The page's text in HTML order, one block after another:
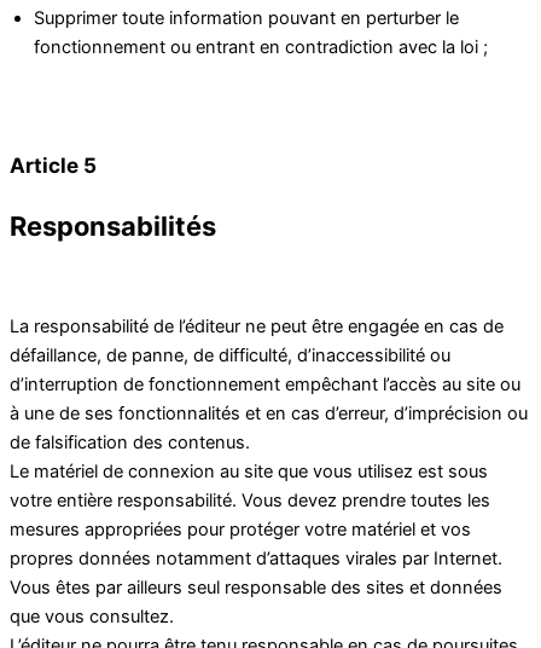
Supprimer toute information pouvant en perturber le
fonctionnement ou entrant en contradiction avec la loi ;
Article 5
Responsabilités
La responsabilité de l’éditeur ne peut être engagée en cas de
défaillance, de panne, de difficulté, d’inaccessibilité ou
d’interruption de fonctionnement empêchant l’accès au site ou
à une de ses fonctionnalités et en cas d’erreur, d’imprécision ou
de falsification des contenus.
Le matériel de connexion au site que vous utilisez est sous
votre entière responsabilité. Vous devez prendre toutes les
mesures appropriées pour protéger votre matériel et vos
propres données notamment d’attaques virales par Internet.
Vous êtes par ailleurs seul responsable des sites et données
que vous consultez.